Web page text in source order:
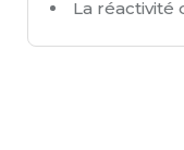
La réactivité